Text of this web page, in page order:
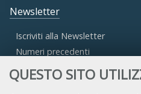
QUESTO SITO
Newsletter
Iscriviti alla Newsletter
Numeri precedenti